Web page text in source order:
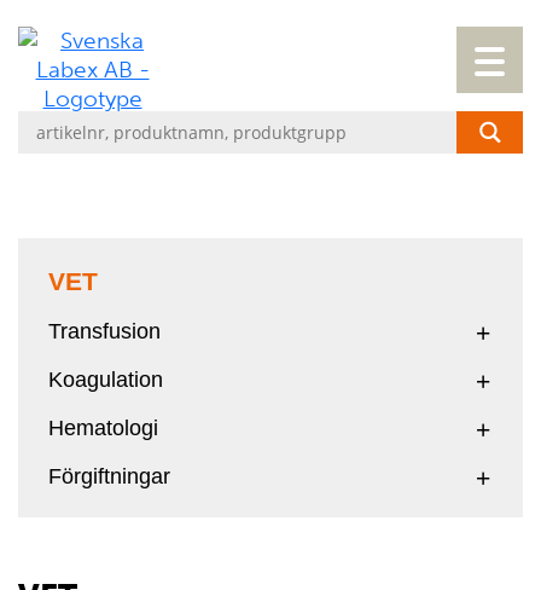
VET
Transfusion
Koagulation
Hematologi
Förgiftningar